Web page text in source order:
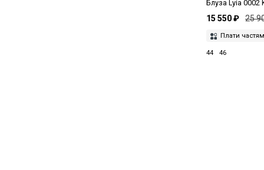
Блуза Lyia 0002
15 550 ₽ 25
Плати
44 46